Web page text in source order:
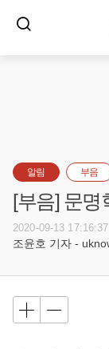
알림 부음
[부음] 문명
2020-09-13 17:16:37
조윤호 기자 -